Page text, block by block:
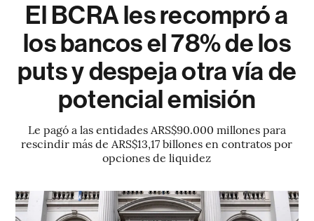
El BCRA les recompró a
los bancos el 78% de los
puts y despeja otra vía de
potencial emisión
Le pagó a las entidades ARS$90.000 millones para
rescindir más de ARS$13,17 billones en contratos por
opciones de liquidez